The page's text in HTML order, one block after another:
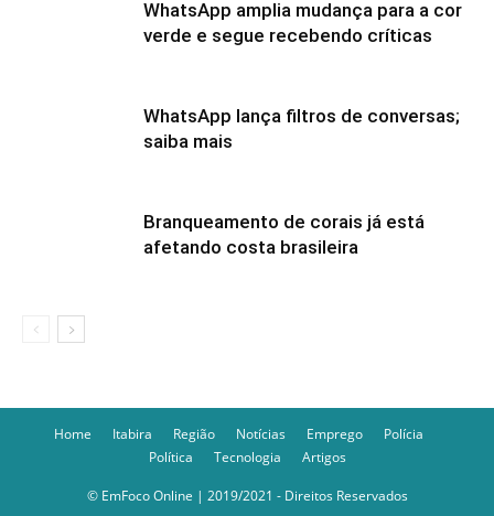
WhatsApp amplia mudança para a cor
verde e segue recebendo críticas
WhatsApp lança filtros de conversas;
saiba mais
Branqueamento de corais já está
afetando costa brasileira
Home Itabira Região Notícias Emprego
Polícia
Política
Tecnologia Artigos
© EmFoco Online | 2019/2021 - Direitos Reservados